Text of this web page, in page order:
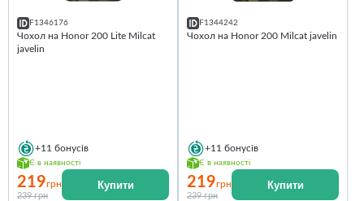
F1346176
Чохол на Honor 200 Lite Milcat
javelin
+11 бонусів
Є в наявності
219грн
239 грн
Купити
F1344242
Чохол на Honor 200 Milcat javelin
+11 бонусів
Є в наявності
219грн
239 грн
Купити